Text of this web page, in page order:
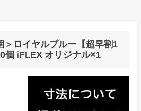
＞ロイヤルブルー【超早割1
個 iFLEX オリジナル×1